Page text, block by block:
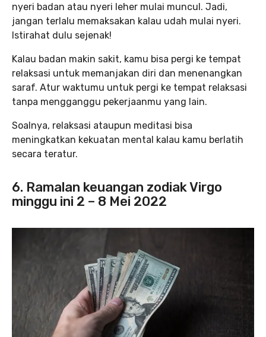
nyeri badan atau nyeri leher mulai muncul. Jadi,
jangan terlalu memaksakan kalau udah mulai nyeri.
Istirahat dulu sejenak!
Kalau badan makin sakit, kamu bisa pergi ke tempat
relaksasi untuk memanjakan diri dan menenangkan
saraf. Atur waktumu untuk pergi ke tempat relaksasi
tanpa mengganggu pekerjaanmu yang lain.
Soalnya, relaksasi ataupun meditasi bisa
meningkatkan kekuatan mental kalau kamu berlatih
secara teratur.
6. Ramalan keuangan zodiak Virgo
minggu ini 2 – 8 Mei 2022